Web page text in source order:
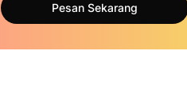
Pesan Sekarang